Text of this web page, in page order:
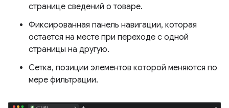
странице сведений о товаре.
Фиксированная панель навигации, которая
остается на месте при переходе с одной
страницы на другую.
Сетка, позиции элементов которой меняются по
мере фильтрации.